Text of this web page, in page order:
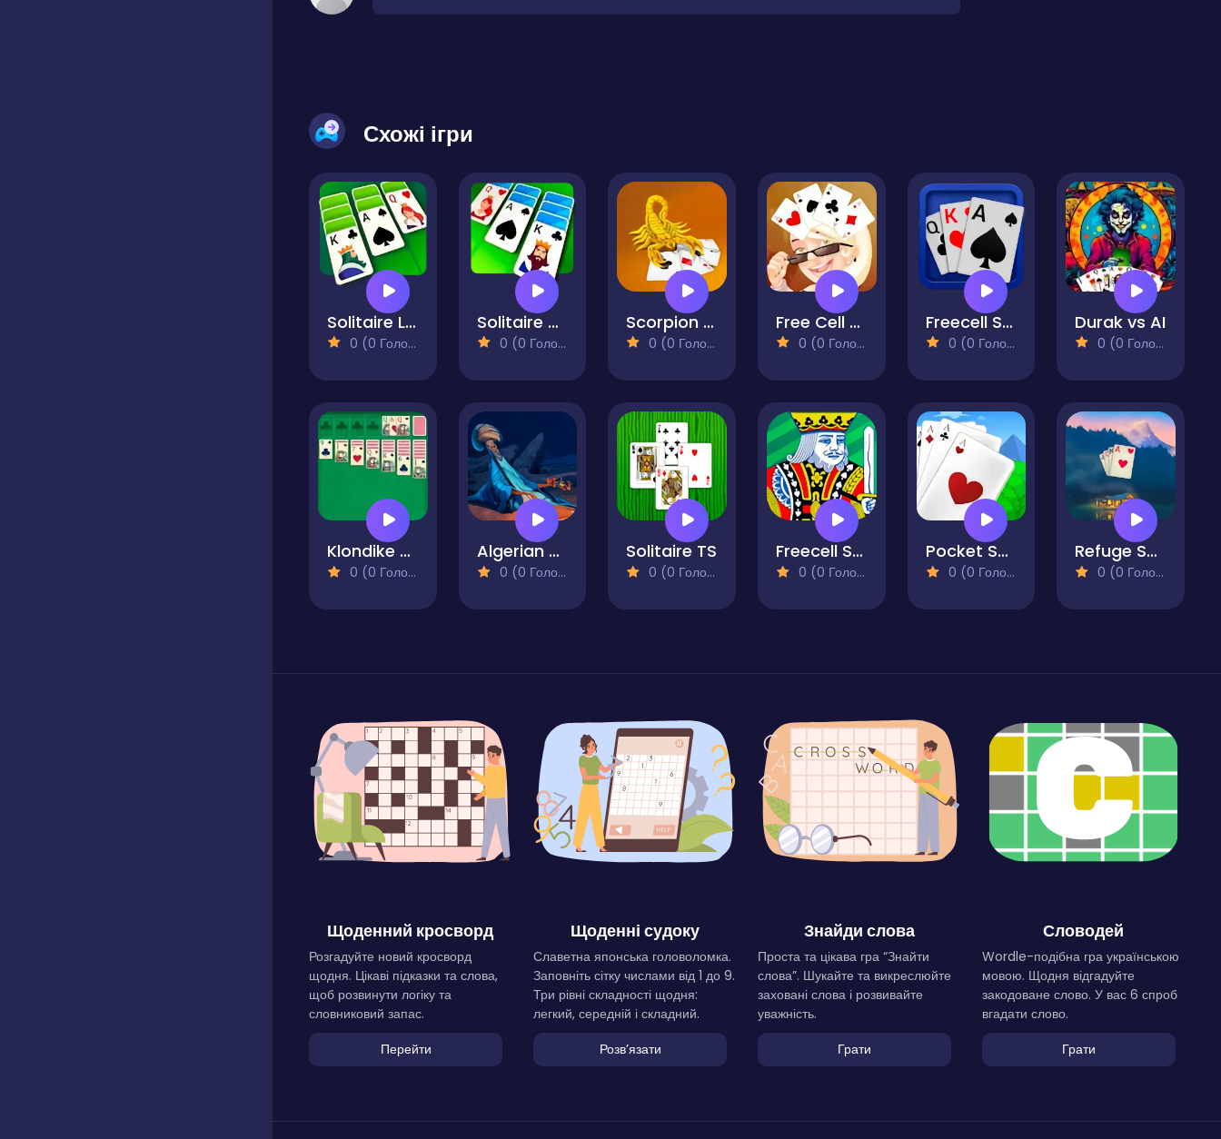
Схожі ігри
Solitaire Legend
0 (0 Голосів)
Solitaire Grande
0 (0 Голосів)
Scorpion Solitaire
0 (0 Голосів)
Free Cell Solitaire
0 (0 Голосів)
Freecell Solitaire
0 (0 Голосів)
Durak vs AI
0 (0 Голосів)
Klondike Solitaire Paradise
0 (0 Голосів)
Algerian Solitaire
0 (0 Голосів)
Solitaire TS
0 (0 Голосів)
Freecell Solitaire Deluxe
0 (0 Голосів)
Pocket Solitaire
0 (0 Голосів)
Refuge Solitaire
0 (0 Голосів)
Щоденний кросворд
Розгадуйте новий кросворд
щодня. Цікаві підказки та слова,
щоб розвинути логіку та
словниковий запас.
Перейти
Щоденні судоку
Славетна японська головоломка.
Заповніть сітку числами від 1 до 9.
Три рівні складності щодня:
легкий, середній і складний.
Розвʼязати
Знайди слова
Проста та цікава гра “Знайти
слова”. Шукайте та викреслюйте
заховані слова і розвивайте
уважність.
Грати
Словодей
Wordle-подібна гра українською
мовою. Щодня відгадуйте
закодоване слово. У вас 6 спроб
вгадати слово.
Грати